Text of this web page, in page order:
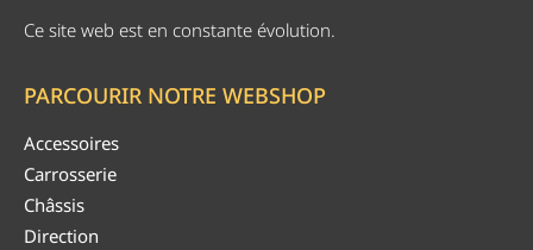
Ce site web est en constante évolution.
PARCOURIR NOTRE WEBSHOP
Accessoires
Carrosserie
Châssis
Direction